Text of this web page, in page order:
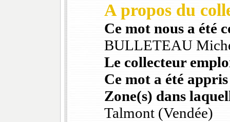
A propos du
Ce mot nous a été
BULLETEAU
Le collecteur
Ce mot a été
Zone(s) dans
Talmont (Vendée)